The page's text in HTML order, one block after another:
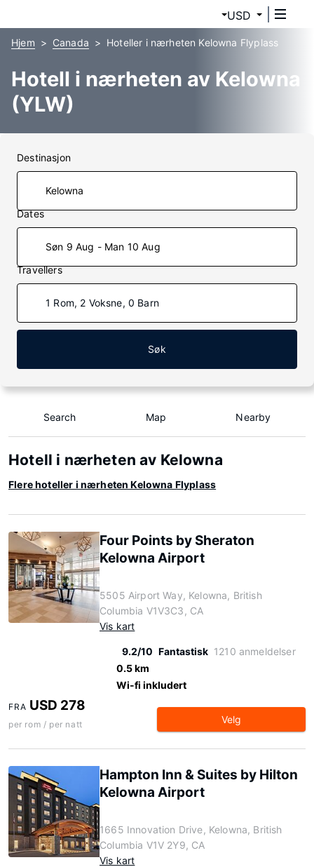
USD
Hjem Canada Hoteller i nærheten Kelowna Flyplass
Hotell i nærheten av Kelowna
(YLW)
Destinasjon
Dates
Søn 9 Aug - Man 10 Aug
Travellers
1 Rom, 2 Voksne, 0 Barn
Søk
Search Map Nearby
Hotell i nærheten av Kelowna
Flere hoteller i nærheten Kelowna Flyplass
Four Points by Sheraton
Kelowna Airport
5505 Airport Way, Kelowna, British
Columbia V1V3C3, CA
Vis kart
9.2/10 Fantastisk 1210 anmeldelser
0.5 km
Wi-fi inkludert
FRA USD 278
per rom / per natt Velg
Hampton Inn & Suites by Hilton
Kelowna Airport
1665 Innovation Drive, Kelowna, British
Columbia V1V 2Y9, CA
Vis kart